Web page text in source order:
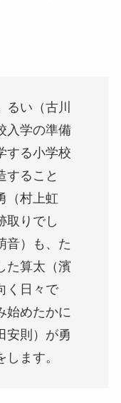
るい（古川
入学の準備
する小学校
すること
（村上虹
取りでし
音）も、た
た算太（濱
く日々で
始めたかに
安則）が勇
ます。